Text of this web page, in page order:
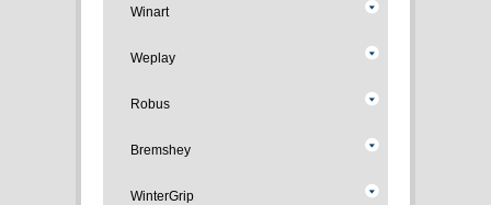
Winart
Weplay
Robus
Bremshey
WinterGrip